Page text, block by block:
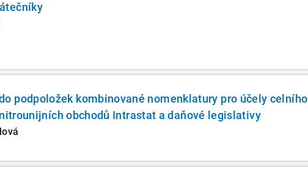
podpoložek kombinované nomenklatury pro účely celního
obchodů Intrastat a daňové legislativy